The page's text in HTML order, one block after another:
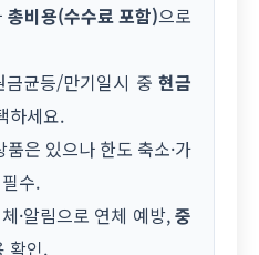
총비용(수수료 포함)으로
금균등/만기일시 중현금
하세요.
품은 있으나 한도 축소·가
필수.
·알림으로 연체 예방,중
확인.